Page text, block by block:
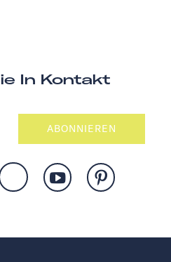
In Kontakt
ABONNIEREN